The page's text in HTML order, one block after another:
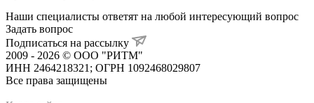
Наши специалисты ответят на любой интересующий вопрос
Задать вопрос
Подписаться на рассылку
2009 - 2026 © ООО "РИТМ"
ИНН 2464218321; ОГРН 1092468029807
Все права защищены